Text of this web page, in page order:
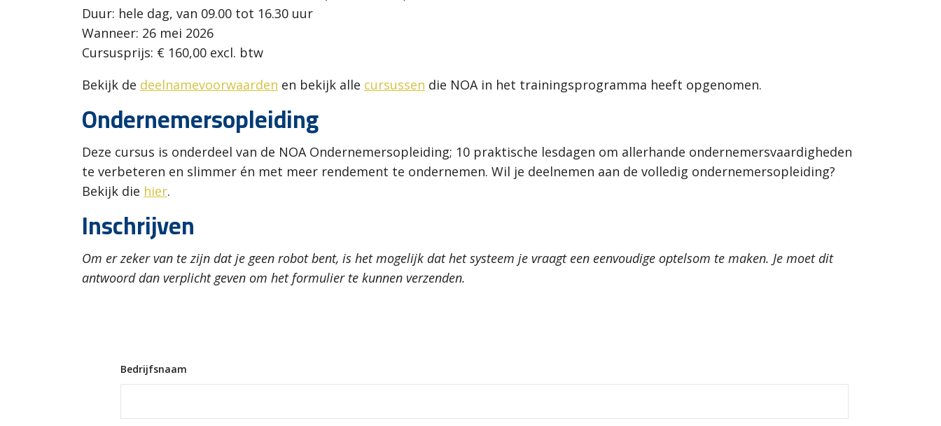
Duur: hele dag, van 09.00 tot 16.30 uur
Wanneer: 26 mei 2026
Cursusprijs: € 160,00 excl. btw
Bekijk de deelnamevoorwaarden en bekijk alle cursussen die NOA in het trainingsprogramma heeft opgenomen.
Ondernemersopleiding
Deze cursus is onderdeel van de NOA Ondernemersopleiding; 10 praktische lesdagen om allerhande ondernemersvaardigheden
te verbeteren en slimmer én met meer rendement te ondernemen. Wil je deelnemen aan de volledig ondernemersopleiding?
Bekijk die hier.
Inschrijven
Om er zeker van te zijn dat je geen robot bent, is het mogelijk dat het systeem je vraagt een eenvoudige optelsom te maken. Je moet dit
antwoord dan verplicht geven om het formulier te kunnen verzenden.
Bedrijfsnaam